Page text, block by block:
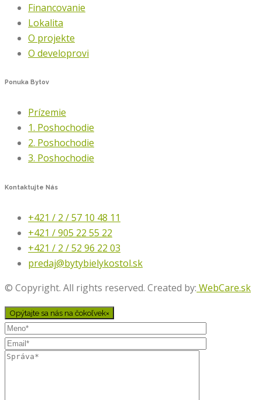
Financovanie
Lokalita
O projekte
O developrovi
Ponuka Bytov
Prízemie
1. Poshochodie
2. Poshochodie
3. Poshochodie
Kontaktujte Nás
+421 / 2 / 57 10 48 11
+421 / 905 22 55 22
+421 / 2 / 52 96 22 03
predaj@bytybielykostol.sk
© Copyright. All rights reserved. Created by: WebCare.sk
Opýtajte sa nás na čokoľvek×